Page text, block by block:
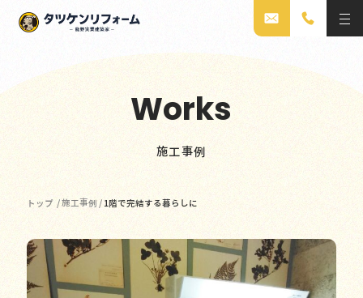
Works
施工事例
トップ /施工事例 / 1階で完結する暮らしに